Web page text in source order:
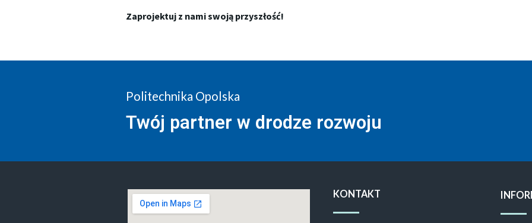
Zaprojektuj z nami swoją przyszłość!
Politechnika Opolska
Twój partner w drodze rozwoju
KONTAKT